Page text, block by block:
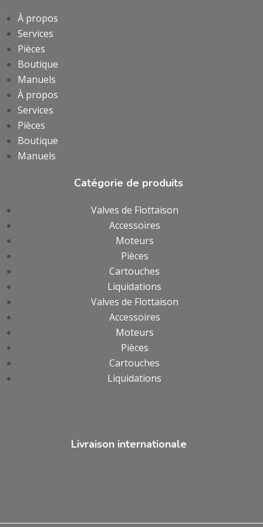
À propos
Services
Pièces
Boutique
Manuels
À propos
Services
Pièces
Boutique
Manuels
Catégorie de produits
Valves de Flottaison
Accessoires
Moteurs
Pièces
Cartouches
Liquidations
Valves de Flottaison
Accessoires
Moteurs
Pièces
Cartouches
Liquidations
Livraison internationale